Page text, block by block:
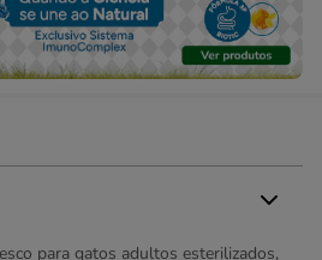
para gatos adultos esterilizados,